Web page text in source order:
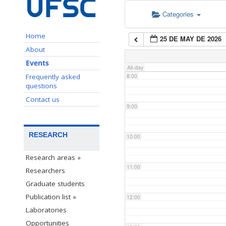
Home
About
Events
Frequently asked
questions
Contact us
RESEARCH
Research areas »
Researchers
Graduate students
Publication list »
Laboratories
Opportunities
Categories
25 DE MAY DE 2026
All-day
7:00
8:00
9:00
10:00
11:00
12:00